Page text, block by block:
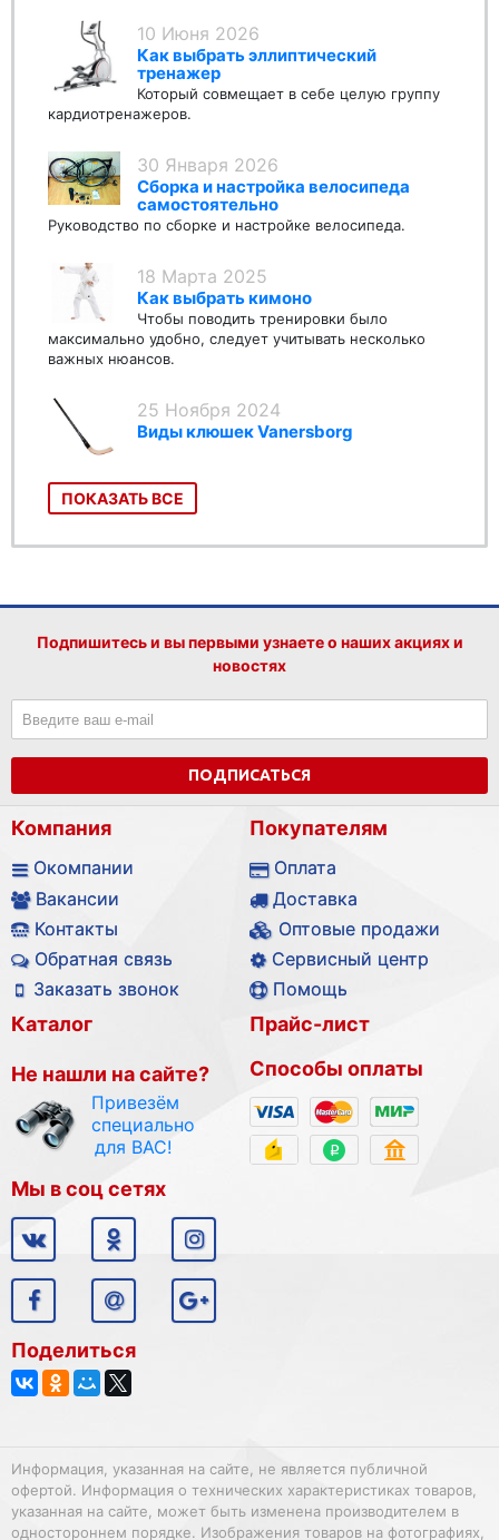
10 Июня 2026
Как выбрать эллиптический
тренажер
Который совмещает в себе целую группу
кардиотренажеров.
30 Января 2026
Сборка и настройка велосипеда
самостоятельно
Руководство по сборке и настройке велосипеда.
18 Марта 2025
Как выбрать кимоно
Чтобы поводить тренировки было
максимально удобно, следует учитывать несколько
важных нюансов.
25 Ноября 2024
Виды клюшек Vanersborg
ПОКАЗАТЬ ВСЕ
Подпишитесь и вы первыми узнаете о наших акциях и
новостях
ПОДПИСАТЬСЯ
Компания
Окомпании
Вакансии
Контакты
Обратная связь
Заказать звонок
Покупателям
Оплата
Доставка
Оптовые продажи
Сервисный центр
Помощь
Каталог
Не нашли на сайте?
Привезём
специально
для ВАС!
Прайс-лист
Способы оплаты
Мы в соц сетях
Поделиться
Информация, указанная на сайте, не является публичной
офертой. Информация о технических характеристиках товаров,
указанная на сайте, может быть изменена производителем в
одностороннем порядке. Изображения товаров на фотографиях,